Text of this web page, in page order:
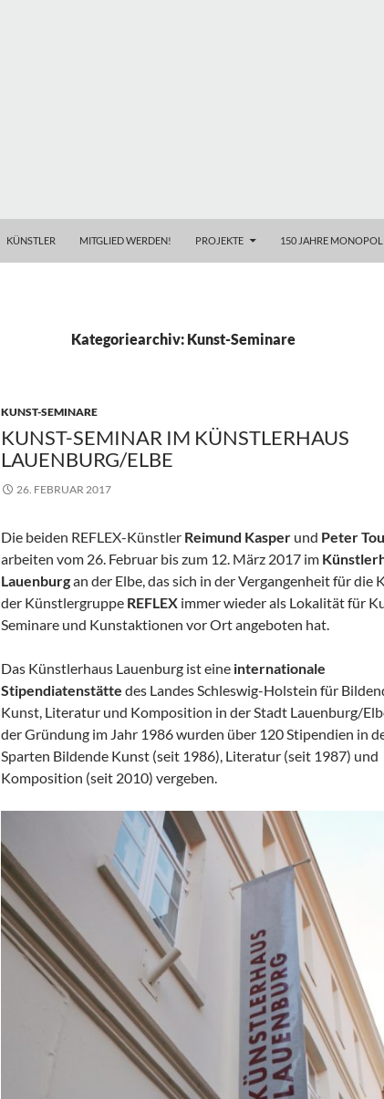
KÜNSTLER MITGLIED WERDEN! PROJEKTE 150 JAHRE MONOPOL
Kategoriearchiv: Kunst-Seminare
KUNST-SEMINARE
KUNST-SEMINAR IM KÜNSTLERHAUS
LAUENBURG/ELBE
26. FEBRUAR 2017
Die beiden REFLEX-Künstler Reimund Kasper und Peter
arbeiten vom 26. Februar bis zum 12. März 2017 im
Lauenburgan der Elbe, das sich in der Vergangenheit für die
der Künstlergruppe REFLEX immer wieder als Lokalität für
Seminare und Kunstaktionen vor Ort angeboten hat.
Das Künstlerhaus Lauenburg ist eine internationale
Stipendiatenstätte des Landes Schleswig-Holstein für
Kunst, Literatur und Komposition in der Stadt Lauenburg/
der Gründung im Jahr 1986 wurden über 120 Stipendien in
Sparten Bildende Kunst (seit 1986), Literatur (seit 1987) und
Komposition (seit 2010) vergeben.